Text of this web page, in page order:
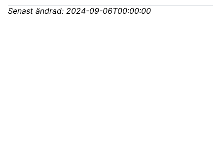
Senast ändrad: 2024-09-06T00:00:00